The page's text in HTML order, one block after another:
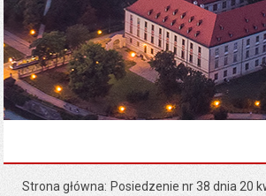
Strona główna Posiedzenie nr 38 dnia 20